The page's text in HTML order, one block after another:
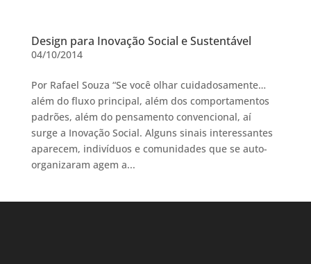
Design para Inovação Social e Sustentável
04/10/2014
Por Rafael Souza “Se você olhar cuidadosamente…
além do fluxo principal, além dos comportamentos
padrões, além do pensamento convencional, aí
surge a Inovação Social. Alguns sinais interessantes
aparecem, indivíduos e comunidades que se auto-
organizaram agem a...